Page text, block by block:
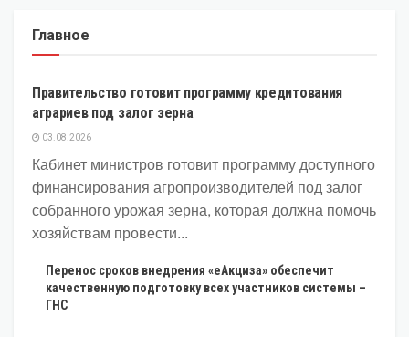
Главное
ЭКОНОМИКА
Правительство готовит программу кредитования
аграриев под залог зерна
03.08.2026
Кабинет министров готовит программу доступного
финансирования агропроизводителей под залог
собранного урожая зерна, которая должна помочь
хозяйствам провести...
Перенос сроков внедрения «еАкциза» обеспечит
качественную подготовку всех участников системы –
ГНС